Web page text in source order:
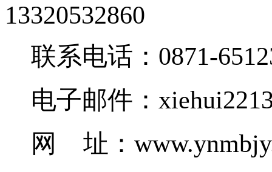
13320532860
联系电话： 0871-
电子邮件：
网
址：